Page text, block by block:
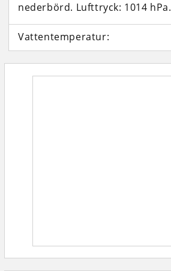
nederbörd. Lufttryck: 1014 hPa.
Vattentemperatur: